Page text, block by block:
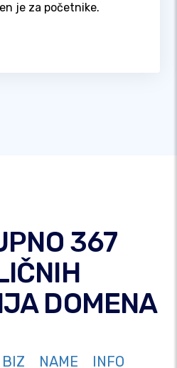
je za početnike.
367
DOMENA
BIZ NAME
INFO